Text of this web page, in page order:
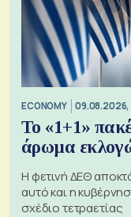
ECONOMY
Το «1+1»
άρωμα
Η φετινή ΔΕΘ
αυτό και η
σχέδιο τετραετίας